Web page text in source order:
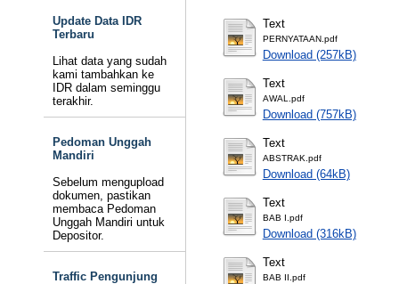
Update Data IDR
Terbaru
Lihat data yang sudah
kami tambahkan ke
IDR dalam seminggu
terakhir.
Pedoman Unggah
Mandiri
Sebelum mengupload
dokumen, pastikan
membaca Pedoman
Unggah Mandiri untuk
Depositor.
Traffic Pengunjung
Text
PERNYATAAN.pdf
Download (257kB)
Text
AWAL.pdf
Download (757kB)
Text
ABSTRAK.pdf
Download (64kB)
Text
BAB I.pdf
Download (316kB)
Text
BAB II.pdf